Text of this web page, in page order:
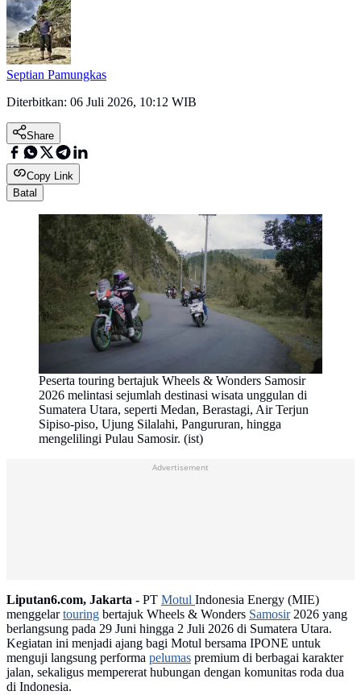
Septian Pamungkas
Diterbitkan: 06 Juli 2026, 10:12 WIB
Share
Copy Link
Batal
Peserta touring bertajuk Wheels & Wonders Samosir
2026 melintasi sejumlah destinasi wisata unggulan di
Sumatera Utara, seperti Medan, Berastagi, Air Terjun
Sipiso-piso, Ujung Silalahi, Pangururan, hingga
mengelilingi Pulau Samosir. (ist)
Advertisement
Liputan6.com, Jakarta - PT Motul Indonesia Energy (MIE)
menggelartouring bertajuk Wheels & Wonders Samosir2026 yang
berlangsung pada 29 Juni hingga 2 Juli 2026 di Sumatera Utara.
Kegiatan ini menjadi ajang bagi Motul bersama IPONE untuk
menguji langsung performa pelumas premium di berbagai karakter
jalan, sekaligus mempererat hubungan dengan komunitas roda dua
di Indonesia.